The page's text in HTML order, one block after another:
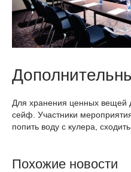
Для хранения ценных вещей
сейф. Участники
попить воду с кулера,
Похожие новости